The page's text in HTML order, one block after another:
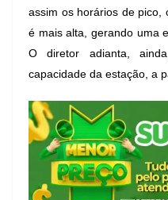
assim os horários de pico,
é mais alta, gerando uma
O diretor adianta,
capacidade da estação, a